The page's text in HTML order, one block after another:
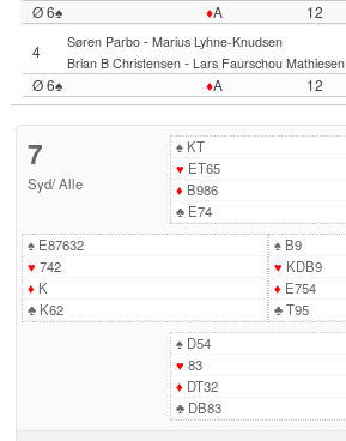
Ø 6♠ ♦A 12
4
Søren Parbo- Marius Lyhne-Knudsen
Brian B Christensen- Lars Faurschou Mathiesen
Ø 6♠ ♦A 12
7
Syd/Alle
♠KT
♥ ET65
♦ B986
♣E74
♠E87632
♥ 742
♦ K
♣K62
♠B9
♥ KDB9
♦ E754
♣T95
♠D54
♥ 83
♦ DT32
♣DB83